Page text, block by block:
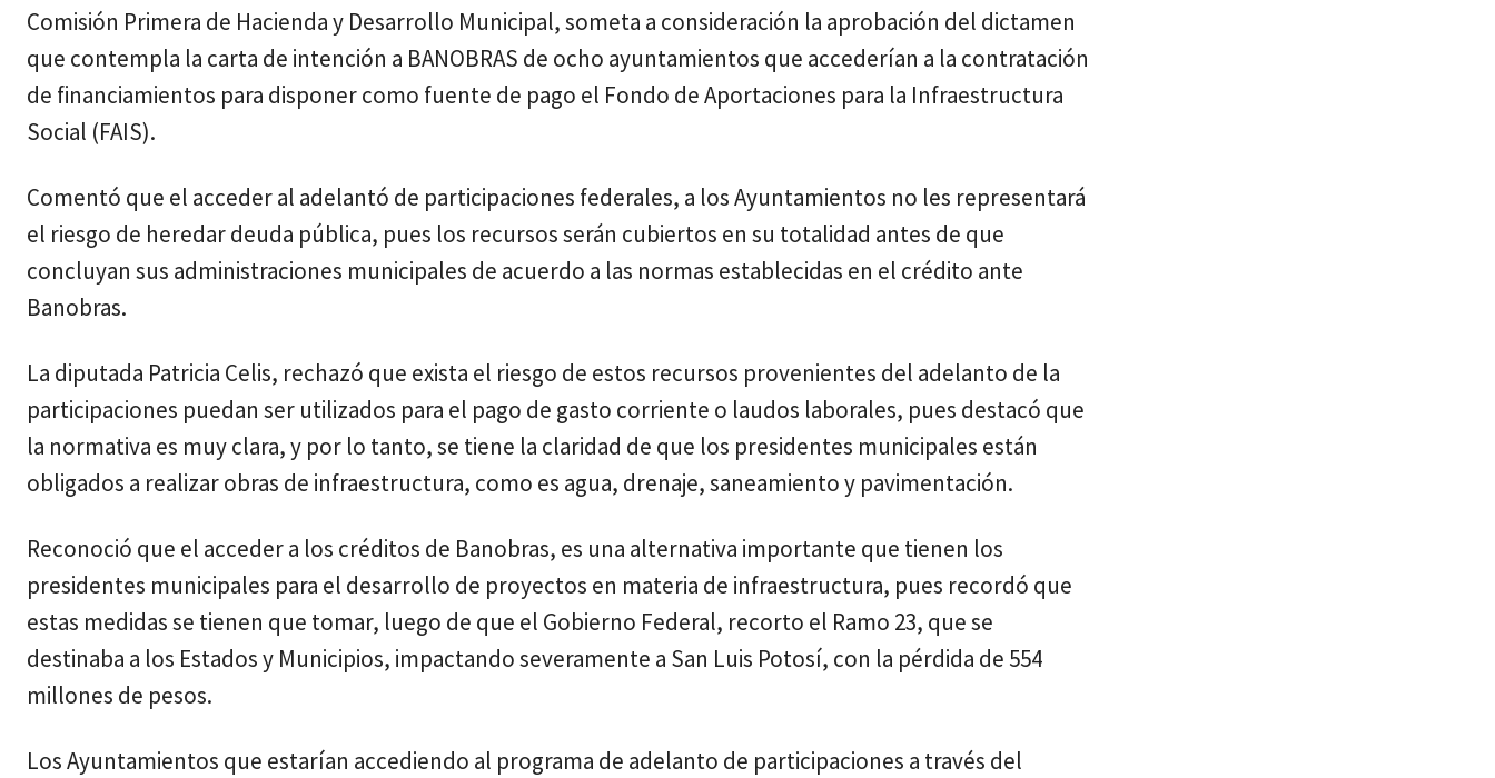
Comisión Primera de Hacienda y Desarrollo Municipal, someta a consideración la aprobación del dictamen
que contempla la carta de intención a BANOBRAS de ocho ayuntamientos que accederían a la contratación
de financiamientos para disponer como fuente de pago el Fondo de Aportaciones para la Infraestructura
Social (FAIS).
Comentó que el acceder al adelantó de participaciones federales, a los Ayuntamientos no les representará
el riesgo de heredar deuda pública, pues los recursos serán cubiertos en su totalidad antes de que
concluyan sus administraciones municipales de acuerdo a las normas establecidas en el crédito ante
Banobras.
La diputada Patricia Celis, rechazó que exista el riesgo de estos recursos provenientes del adelanto de la
participaciones puedan ser utilizados para el pago de gasto corriente o laudos laborales, pues destacó que
la normativa es muy clara, y por lo tanto, se tiene la claridad de que los presidentes municipales están
obligados a realizar obras de infraestructura, como es agua, drenaje, saneamiento y pavimentación.
Reconoció que el acceder a los créditos de Banobras, es una alternativa importante que tienen los
presidentes municipales para el desarrollo de proyectos en materia de infraestructura, pues recordó que
estas medidas se tienen que tomar, luego de que el Gobierno Federal, recorto el Ramo 23, que se
destinaba a los Estados y Municipios, impactando severamente a San Luis Potosí, con la pérdida de 554
millones de pesos.
Los Ayuntamientos que estarían accediendo al programa de adelanto de participaciones a través del